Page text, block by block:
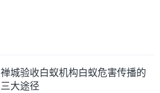
禅城验收白蚁机构白蚁危害传播的
三大途径